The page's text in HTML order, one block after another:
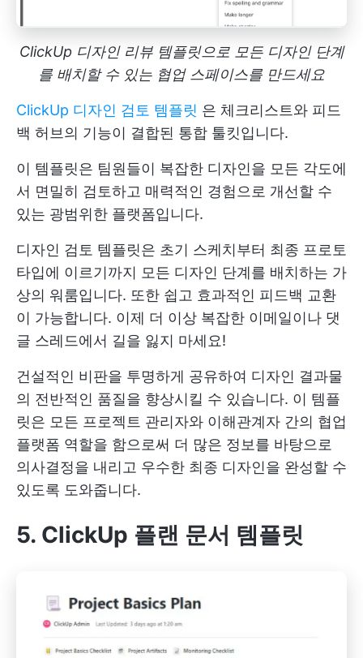
ClickUp 디자인 리뷰 템플릿으로 모든 디자인 단계
를 배치할 수 있는 협업 스페이스를 만드세요
ClickUp 디자인 검토 템플릿 은 체크리스트와 피드
백 허브의 기능이 결합된 통합 툴킷입니다.
이 템플릿은 팀원들이 복잡한 디자인을 모든 각도에
서 면밀히 검토하고 매력적인 경험으로 개선할 수
있는 광범위한 플랫폼입니다.
디자인 검토 템플릿은 초기 스케치부터 최종 프로토
타입에 이르기까지 모든 디자인 단계를 배치하는 가
상의 워룸입니다. 또한 쉽고 효과적인 피드백 교환
이 가능합니다. 이제 더 이상 복잡한 이메일이나 댓
글 스레드에서 길을 잃지 마세요!
건설적인 비판을 투명하게 공유하여 디자인 결과물
의 전반적인 품질을 향상시킬 수 있습니다. 이 템플
릿은 모든 프로젝트 관리자와 이해관계자 간의 협업
플랫폼 역할을 함으로써 더 많은 정보를 바탕으로
의사결정을 내리고 우수한 최종 디자인을 완성할 수
있도록 도와줍니다.
5. ClickUp 플랜 문서 템플릿